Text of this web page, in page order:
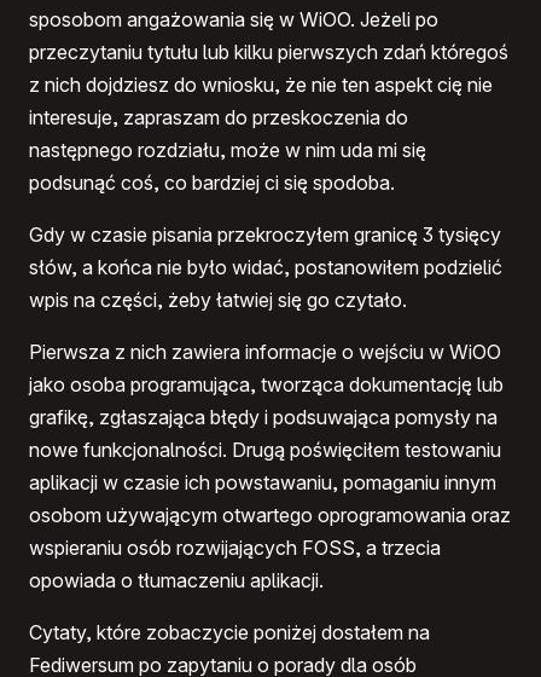
sposobom angażowania się w WiOO. Jeżeli po
przeczytaniu tytułu lub kilku pierwszych zdań któregoś
z nich dojdziesz do wniosku, że nie ten aspekt cię nie
interesuje, zapraszam do przeskoczenia do
następnego rozdziału, może w nim uda mi się
podsunąć coś, co bardziej ci się spodoba.
Gdy w czasie pisania przekroczyłem granicę 3 tysięcy
słów, a końca nie było widać, postanowiłem podzielić
wpis na części, żeby łatwiej się go czytało.
Pierwsza z nich zawiera informacje o wejściu w WiOO
jako osoba programująca, tworząca dokumentację lub
grafikę, zgłaszająca błędy i podsuwająca pomysły na
nowe funkcjonalności. Drugą poświęciłem testowaniu
aplikacji w czasie ich powstawaniu, pomaganiu innym
osobom używającym otwartego oprogramowania oraz
wspieraniu osób rozwijających FOSS, a trzecia
opowiada o tłumaczeniu aplikacji.
Cytaty, które zobaczycie poniżej dostałem na
Fediwersum po zapytaniu o porady dla osób